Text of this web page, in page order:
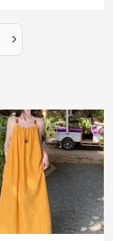
›